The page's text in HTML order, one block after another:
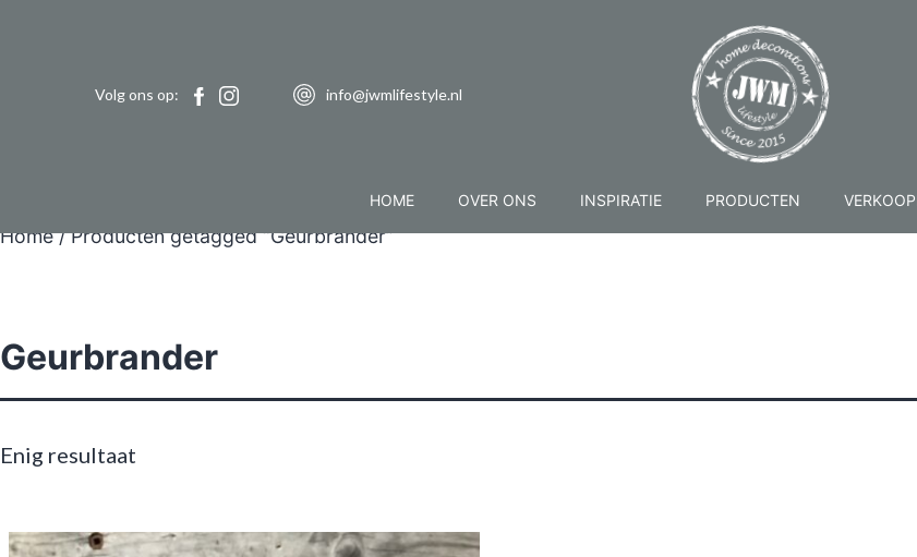
Volg ons op: info@jwmlifestyle.nl
HOME OVER ONS INSPIRATIE PRODUCTEN
Home/ Producten getagged “Geurbrander”
Geurbrander
Enig resultaat